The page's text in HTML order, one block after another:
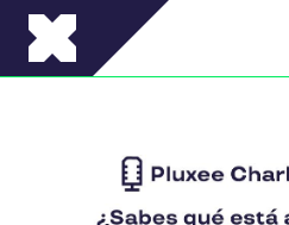
Pasar al contenido principal